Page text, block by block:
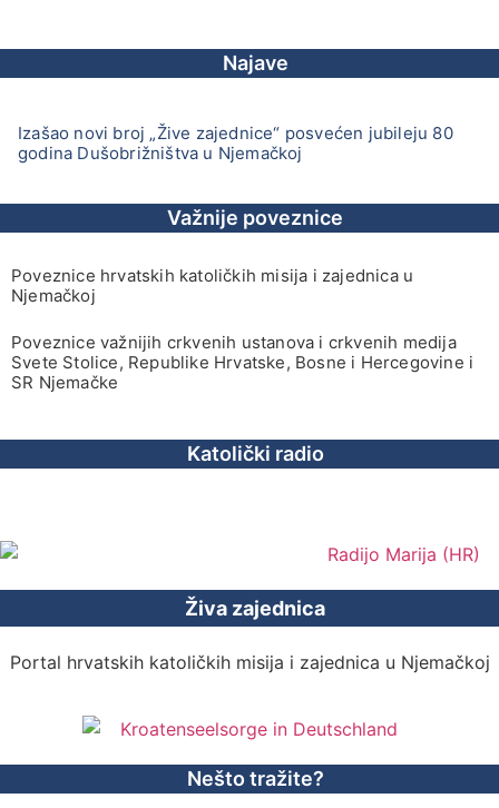
Najave
Izašao novi broj „Žive zajednice“ posvećen jubileju 80
godina Dušobrižništva u Njemačkoj
Važnije poveznice
Poveznice hrvatskih katoličkih misija i zajednica u
Njemačkoj
Poveznice važnijih crkvenih ustanova i crkvenih medija
Svete Stolice, Republike Hrvatske, Bosne i Hercegovine i
SR Njemačke
Katolički radio
Živa zajednica
Portal hrvatskih katoličkih misija i zajednica u Njemačkoj
Nešto tražite?